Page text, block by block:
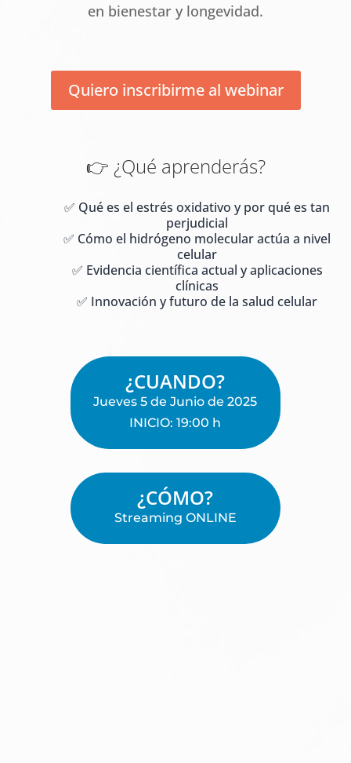
en bienestar y longevidad.
Quiero inscribirme al webinar
👉 ¿Qué aprenderás?
✅ Qué es el estrés oxidativo y por qué es tan
perjudicial
✅ Cómo el hidrógeno molecular actúa a nivel
celular
✅ Evidencia científica actual y aplicaciones
clínicas
✅ Innovación y futuro de la salud celular
¿CUANDO?
Jueves 5 de Junio de 2025
INICIO: 19:00 h
¿CÓMO?
Streaming ONLINE